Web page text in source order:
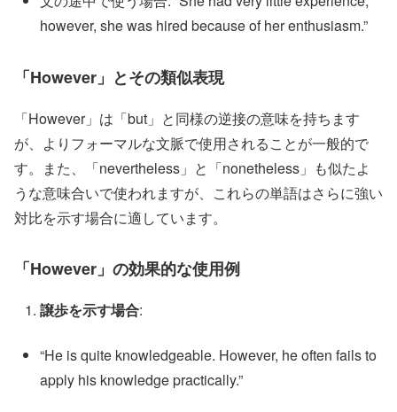
however, she was hired because of her enthusiasm.”
「However」とその類似表現
「However」は「but」と同様の逆接の意味を持ちます
が、よりフォーマルな文脈で使用されることが一般的で
す。また、「nevertheless」と「nonetheless」も似たよ
うな意味合いで使われますが、これらの単語はさらに強い
対比を示す場合に適しています。
「However」の効果的な使用例
譲歩を示す場合:
“He is quite knowledgeable. However, he often fails to
apply his knowledge practically.”